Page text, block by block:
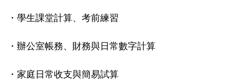
・學生課堂計算、考前練習
・辦公室帳務、財務與日常數字計算
・家庭日常收支與簡易試算